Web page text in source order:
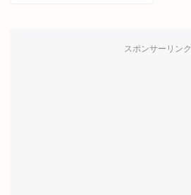
スポンサーリンク